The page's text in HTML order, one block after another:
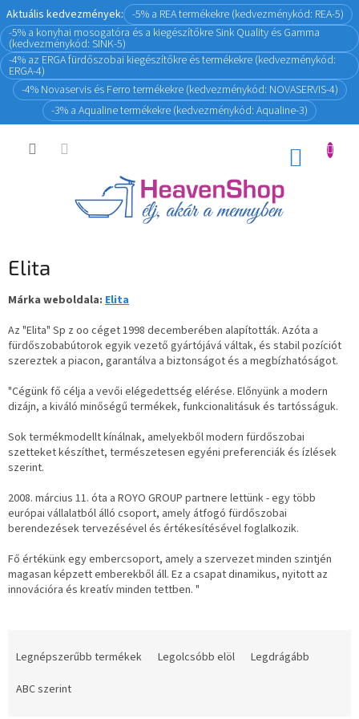
Ugrás
fő
tartalomhoz
Aktuális kedvezmények: -5% a REA termékekre (kedvezménykód: REA-5)
-5% a konyhai mosogatóra és a kiegészítőkre Sink Quality és Gamma
(kedvezménykód: SINK-5)
-4% az ERGA fürdőszobai kiegészítőkre és termékekre (kedvezménykód:
ERGA-4)
-4% Novaservis és Ferro termékekre (kedvezménykód: NOVASERVIS-4)
-3% a Aqualine termékekre (kedvezménykód: Aqualine-3)
KOSÁR
Elita
Márka weboldala: Elita
Az "Elita" Sp z oo céget 1998 decemberében alapították. Azóta a
fürdőszobabútorok egyik vezető gyártójává váltak, és stabil pozíciót
szereztek a piacon, garantálva a biztonságot és a megbízhatóságot.
"Cégünk fő célja a vevői elégedettség elérése. Előnyünk a modern
dizájn, a kiváló minőségű termékek, funkcionalitásuk és tartósságuk.
Sok termékmodellt kínálnak, amelyekből modern fürdőszobai
szetteket készíthet, természetesen egyéni preferenciák és ízlések
szerint.
2008. március 11. óta a ROYO GROUP partnere lettünk - egy több
európai vállalatból álló csoport, amely átfogó fürdőszobai
berendezések tervezésével és értékesítésével foglalkozik.
Fő értékünk egy embercsoport, amely a szervezet minden szintjén
magasan képzett emberekből áll. Ez a csapat dinamikus, nyitott az
innovációra és kreatív minden tettben. "
m
Legnépszerűbb termékek Legolcsóbb elöl
Legdrágább
ABC szerint